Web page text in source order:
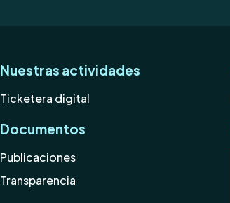
Nuestras actividades
Ticketera digital
Documentos
Publicaciones
Transparencia